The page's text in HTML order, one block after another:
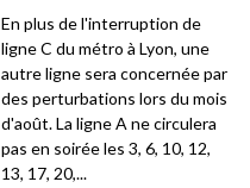
En plus de l'interruption de
ligne C du métro à Lyon, une
autre ligne sera concernée par
des perturbations lors du mois
d'août. La ligne A ne circulera
pas en soirée les 3, 6, 10, 12,
13, 17, 20,...